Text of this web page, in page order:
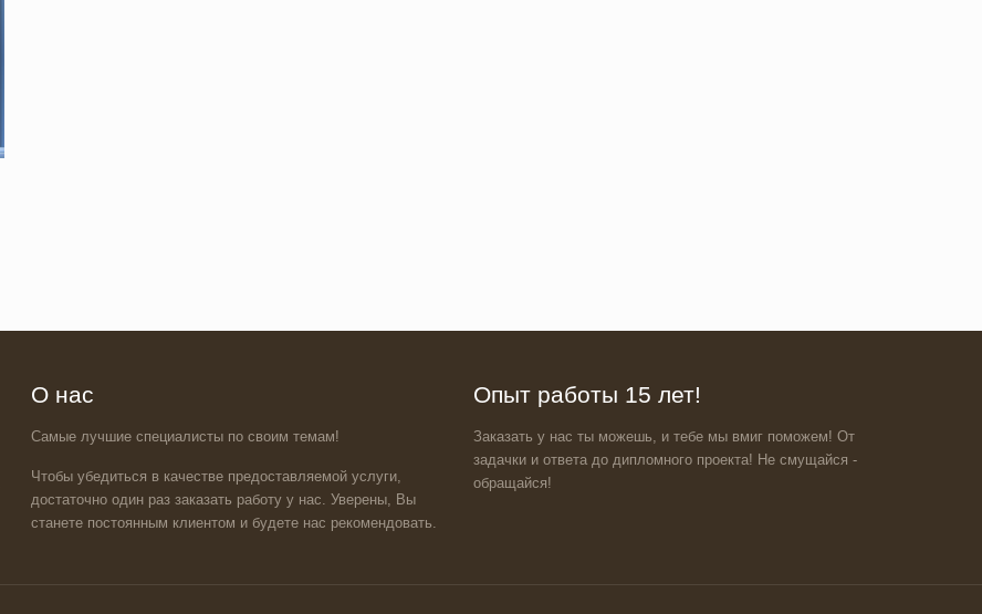
О нас
Самые лучшие специалисты по своим темам!
Чтобы убедиться в качестве предоставляемой услуги,
достаточно один раз заказать работу у нас. Уверены, Вы
станете постоянным клиентом и будете нас рекомендовать.
Опыт работы 15 лет!
Заказать у нас ты можешь, и тебе мы вмиг поможем! От
задачки и ответа до дипломного проекта! Не смущайся -
обращайся!